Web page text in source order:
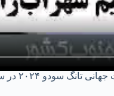
برنز و ایستادن بر جایگاه نخست این رقابت‌ها بود.